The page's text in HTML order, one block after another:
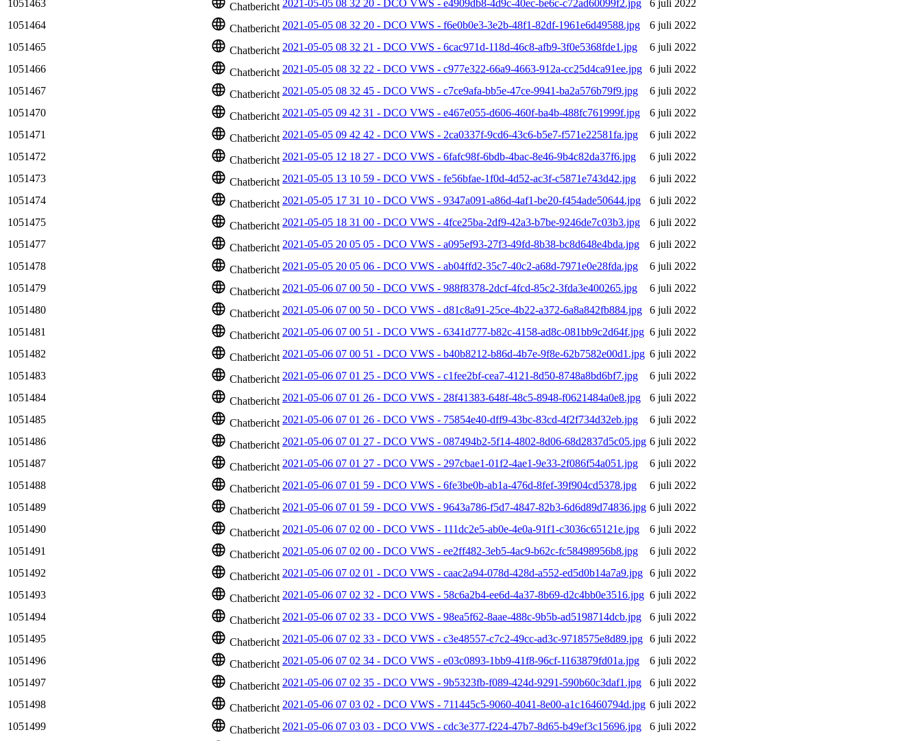
1051463
Chatbericht 2021-05-05 08 32 20 - DCO VWS - e4909db8-4d9c-40ec-be6c-c72ad60099f2.jpg
6 juli 2022
1051464
Chatbericht 2021-05-05 08 32 20 - DCO VWS - f6e0b0e3-3e2b-48f1-82df-1961e6d49588.jpg
6 juli 2022
1051465
Chatbericht 2021-05-05 08 32 21 - DCO VWS - 6cac971d-118d-46c8-afb9-3f0e5368fde1.jpg
6 juli 2022
1051466
Chatbericht 2021-05-05 08 32 22 - DCO VWS - c977e322-66a9-4663-912a-cc25d4ca91ee.jpg
6 juli 2022
1051467
Chatbericht 2021-05-05 08 32 45 - DCO VWS - c7ce9afa-bb5e-47ce-9941-ba2a576b79f9.jpg
6 juli 2022
1051470
Chatbericht 2021-05-05 09 42 31 - DCO VWS - e467e055-d606-460f-ba4b-488fc761999f.jpg
6 juli 2022
1051471
Chatbericht 2021-05-05 09 42 42 - DCO VWS - 2ca0337f-9cd6-43c6-b5e7-f571e22581fa.jpg
6 juli 2022
1051472
Chatbericht 2021-05-05 12 18 27 - DCO VWS - 6fafc98f-6bdb-4bac-8e46-9b4c82da37f6.jpg
6 juli 2022
1051473
Chatbericht 2021-05-05 13 10 59 - DCO VWS - fe56bfae-1f0d-4d52-ac3f-c5871e743d42.jpg
6 juli 2022
1051474
Chatbericht 2021-05-05 17 31 10 - DCO VWS - 9347a091-a86d-4af1-be20-f454ade50644.jpg
6 juli 2022
1051475
Chatbericht 2021-05-05 18 31 00 - DCO VWS - 4fce25ba-2df9-42a3-b7be-9246de7c03b3.jpg
6 juli 2022
1051477
Chatbericht 2021-05-05 20 05 05 - DCO VWS - a095ef93-27f3-49fd-8b38-bc8d648e4bda.jpg
6 juli 2022
1051478
Chatbericht 2021-05-05 20 05 06 - DCO VWS - ab04ffd2-35c7-40c2-a68d-7971e0e28fda.jpg
6 juli 2022
1051479
Chatbericht 2021-05-06 07 00 50 - DCO VWS - 988f8378-2dcf-4fcd-85c2-3fda3e400265.jpg
6 juli 2022
1051480
Chatbericht 2021-05-06 07 00 50 - DCO VWS - d81c8a91-25ce-4b22-a372-6a8a842fb884.jpg
6 juli 2022
1051481
Chatbericht 2021-05-06 07 00 51 - DCO VWS - 6341d777-b82c-4158-ad8c-081bb9c2d64f.jpg 6 juli 2022
1051482
Chatbericht 2021-05-06 07 00 51 - DCO VWS - b40b8212-b86d-4b7e-9f8e-62b7582e00d1.jpg 6 juli 2022
1051483
Chatbericht 2021-05-06 07 01 25 - DCO VWS - c1fee2bf-cea7-4121-8d50-8748a8bd6bf7.jpg
6 juli 2022
1051484
Chatbericht 2021-05-06 07 01 26 - DCO VWS - 28f41383-648f-48c5-8948-f0621484a0e8.jpg
6 juli 2022
1051485
Chatbericht 2021-05-06 07 01 26 - DCO VWS - 75854e40-dff9-43bc-83cd-4f2f734d32eb.jpg
6 juli 2022
1051486
Chatbericht 2021-05-06 07 01 27 - DCO VWS - 087494b2-5f14-4802-8d06-68d2837d5c05.jpg 6 juli 2022
1051487
Chatbericht 2021-05-06 07 01 27 - DCO VWS - 297cbae1-01f2-4ae1-9e33-2f086f54a051.jpg
6 juli 2022
1051488
Chatbericht 2021-05-06 07 01 59 - DCO VWS - 6fe3be0b-ab1a-476d-8fef-39f904cd5378.jpg
6 juli 2022
1051489
Chatbericht 2021-05-06 07 01 59 - DCO VWS - 9643a786-f5d7-4847-82b3-6d6d89d74836.jpg 6 juli 2022
1051490
Chatbericht 2021-05-06 07 02 00 - DCO VWS - 111dc2e5-ab0e-4e0a-91f1-c3036c65121e.jpg
6 juli 2022
1051491
Chatbericht 2021-05-06 07 02 00 - DCO VWS - ee2ff482-3eb5-4ac9-b62c-fc58498956b8.jpg
6 juli 2022
1051492
Chatbericht 2021-05-06 07 02 01 - DCO VWS - caac2a94-078d-428d-a552-ed5d0b14a7a9.jpg 6 juli 2022
1051493
Chatbericht 2021-05-06 07 02 32 - DCO VWS - 58c6a2b4-ee6d-4a37-8b69-d2c4bb0e3516.jpg 6 juli 2022
1051494
Chatbericht 2021-05-06 07 02 33 - DCO VWS - 98ea5f62-8aae-488c-9b5b-ad5198714dcb.jpg
6 juli 2022
1051495
Chatbericht 2021-05-06 07 02 33 - DCO VWS - c3e48557-c7c2-49cc-ad3c-9718575e8d89.jpg 6 juli 2022
1051496
Chatbericht 2021-05-06 07 02 34 - DCO VWS - e03c0893-1bb9-41f8-96cf-1163879fd01a.jpg
6 juli 2022
1051497
Chatbericht 2021-05-06 07 02 35 - DCO VWS - 9b5323fb-f089-424d-9291-590b60c3daf1.jpg
6 juli 2022
1051498
Chatbericht 2021-05-06 07 03 02 - DCO VWS - 711445c5-9060-4041-8e00-a1c16460794d.jpg 6 juli 2022
1051499
Chatbericht 2021-05-06 07 03 03 - DCO VWS - cdc3e377-f224-47b7-8d65-b49ef3c15696.jpg 6 juli 2022